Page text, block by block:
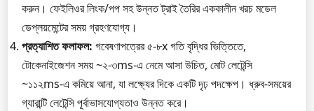
করুন। ফেইলিওর লিংক/পপ সহ উন্নত ট্রাই তৈরির এককালীন খরচ মডেল
ডেপ্লয়মেন্টের সময় গ্রহণযোগ্য।
প্রত্যাশিত ফলাফল: গবেষণাপত্রের ৫-৮x গতি বৃদ্ধির ভিত্তিতে,
টোকেনাইজেশন সময় ~২-৩ms-এ নেমে আসা উচিত, মোট লেটেন্সি
~১১২ms-এ কমিয়ে আনা, যা লক্ষ্যের দিকে একটি দৃঢ় পদক্ষেপ। ধ্রুব-সময়ের
গ্যারান্টি লেটেন্সি পূর্বাভাসযোগ্যতাও উন্নত করে।